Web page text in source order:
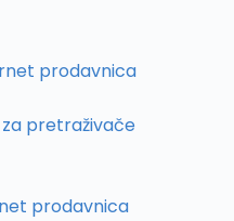
prodavnica
za pretraživače
prodavnica